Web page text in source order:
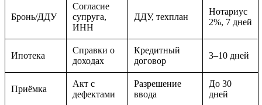
Бронь/ДДУ
Согласие
супруга,
ИНН
ДДУ, техплан
Нотариус
2%, 7 дней
Ипотека
Справки о
доходах
Кредитный
договор
3–10 дней
Приёмка
Акт с
дефектами
Разрешение
ввода
До 30
дней